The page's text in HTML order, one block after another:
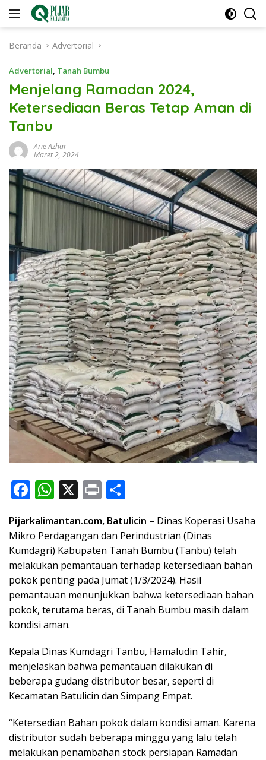
Langsung
Beranda
Advertorial
Advertorial, Tanah Bumbu
Menjelang Ramadan 2024,
Ketersediaan Beras Tetap Aman di
Tanbu
Arie Azhar
Maret 2, 2024
F
e
b
o
o
k
W
at
s
A
p
p
X Pr
t ar
e
Pijarkalimantan.com, Batulicin – Dinas Koperasi Usaha
Mikro Perdagangan dan Perindustrian (Dinas
Kumdagri) Kabupaten Tanah Bumbu (Tanbu) telah
melakukan pemantauan terhadap ketersediaan bahan
pokok penting pada Jumat (1/3/2024). Hasil
pemantauan menunjukkan bahwa ketersediaan bahan
pokok, terutama beras, di Tanah Bumbu masih dalam
kondisi aman.
Kepala Dinas Kumdagri Tanbu, Hamaludin Tahir,
menjelaskan bahwa pemantauan dilakukan di
beberapa gudang distributor besar, seperti di
Kecamatan Batulicin dan Simpang Empat.
“Ketersedian Bahan pokok dalam kondisi aman. Karena
distributor sudah beberapa minggu yang lalu telah
melakukan penambahan stock persiapan Ramadan